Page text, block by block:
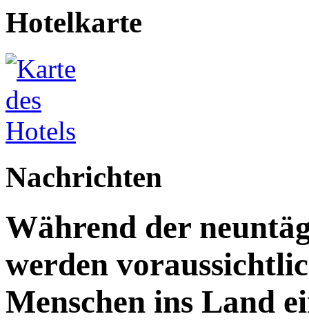
Hotelkarte
Nachrichten
Während der
werden
Menschen ins Land